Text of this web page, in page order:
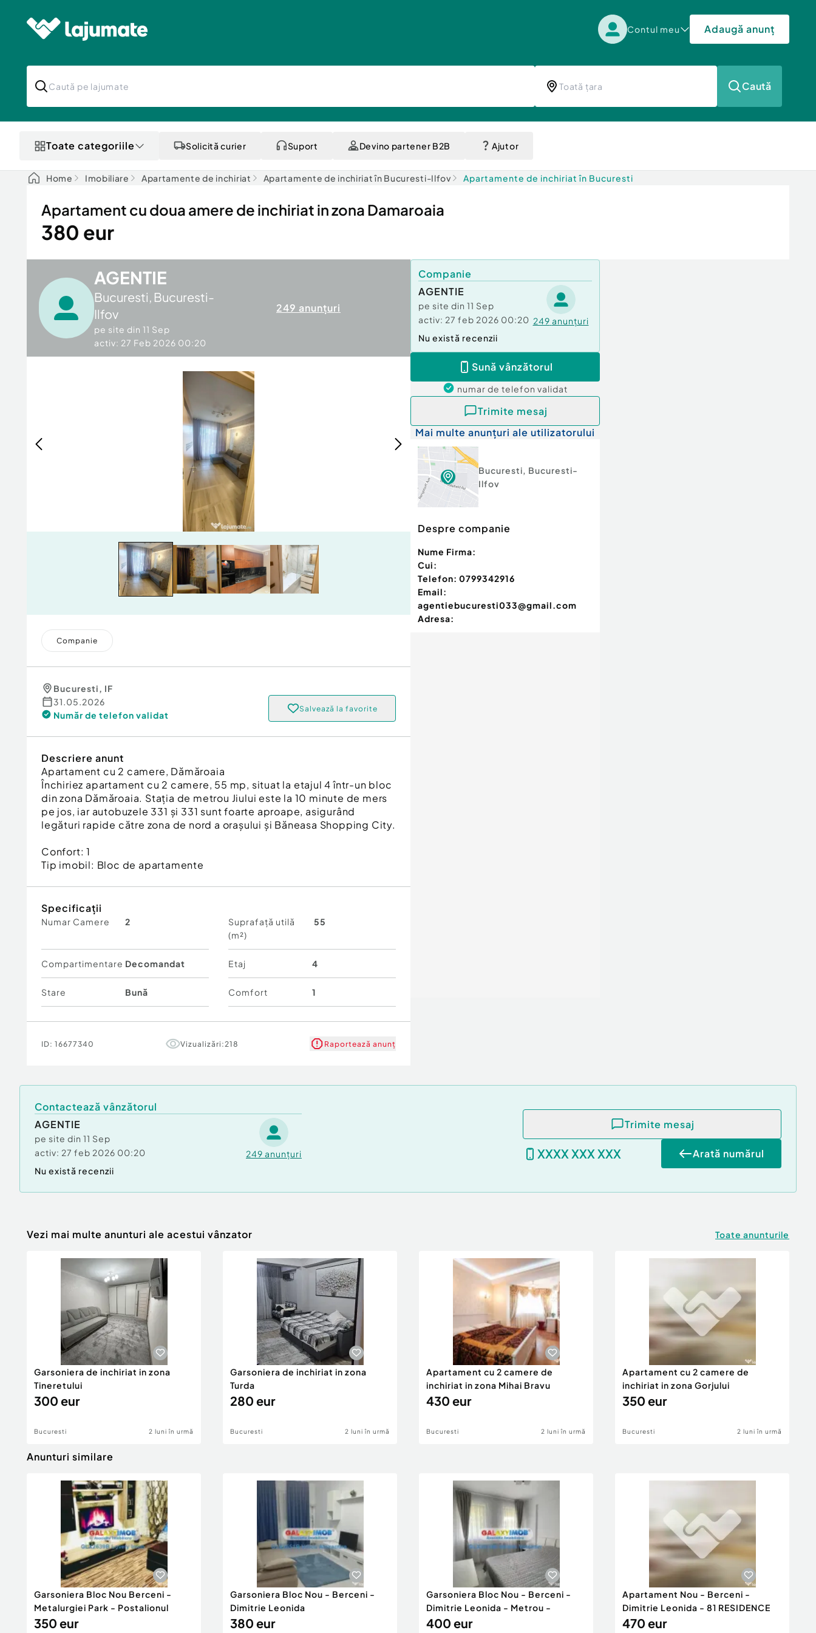
Contul meu Adaugă anunț
Caută
Toate categoriile Solicită curier Suport Devino partener B2B Ajutor
Home Imobiliare Apartamente de inchiriat Apartamente de inchiriat în Bucuresti-Ilfov Apartamente de inchiriat în Bucuresti
Apartament cu doua amere de inchiriat in zona Damaroaia
380 eur
AGENTIE
Bucuresti, Bucuresti-
Ilfov
pe site din 11 Sep
activ: 27 Feb 2026 00:20
249 anunțuri
Companie
Bucuresti, IF
31.05.2026
Număr de telefon validat
Salvează la favorite
Descriere anunt
Apartament cu 2 camere, Dămăroaia
Închiriez apartament cu 2 camere, 55 mp, situat la etajul 4 într-un bloc
din zona Dămăroaia. Stația de metrou Jiului este la 10 minute de mers
pe jos, iar autobuzele 331 și 331 sunt foarte aproape, asigurând
legături rapide către zona de nord a orașului și Băneasa Shopping City.
Confort:1
Tip imobil: Bloc de apartamente
Specificații
Numar Camere 2
Suprafață utilă
(m²)
55
Compartimentare Decomandat Etaj 4
Stare Bună Comfort 1
ID: 16677340 Vizualizări: 218 Raportează anunț
Companie
AGENTIE
pe site din 11 Sep
activ: 27 feb 2026 00:20 249 anunțuri
Nu există recenzii
Sună vânzătorul
numar de telefon validat
Trimite mesaj
Mai multe anunțuri ale utilizatorului
Bucuresti, Bucuresti-
Ilfov
Despre companie
Nume Firma:
Cui:
Telefon: 0799342916
Email:
agentiebucuresti033@gmail.com
Adresa:
Contactează vânzătorul
AGENTIE
pe site din 11 Sep
activ: 27 feb 2026 00:20 249 anunțuri
Nu există recenzii
Trimite mesaj
XXXX XXX XXX Arată numărul
Vezi mai multe anunturi ale acestui vânzator Toate anunturile
Garsoniera de inchiriat in zona
Tineretului
300 eur
Bucuresti 2 luni în urmă
Garsoniera de inchiriat in zona
Turda
280 eur
Bucuresti 2 luni în urmă
Apartament cu 2 camere de
inchiriat in zona Mihai Bravu
430 eur
Bucuresti 2 luni în urmă
Apartament cu 2 camere de
inchiriat in zona Gorjului
350 eur
Bucuresti 2 luni în urmă
Anunturi similare
Garsoniera Bloc Nou Berceni -
Metalurgiei Park - Postalionul
350 eur
Garsoniera Bloc Nou - Berceni -
Dimitrie Leonida
380 eur
Garsoniera Bloc Nou - Berceni -
Dimitrie Leonida - Metrou -
400 eur
Apartament Nou - Berceni -
Dimitrie Leonida - 81 RESIDENCE
470 eur